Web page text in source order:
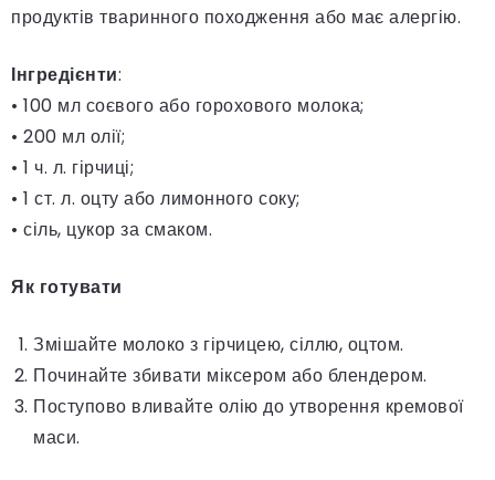
продуктів тваринного походження або має алергію.
Інгредієнти:
• 100 мл соєвого або горохового молока;
• 200 мл олії;
• 1 ч. л. гірчиці;
• 1 ст. л. оцту або лимонного соку;
• сіль, цукор за смаком.
Як готувати
Змішайте молоко з гірчицею, сіллю, оцтом.
Починайте збивати міксером або блендером.
Поступово вливайте олію до утворення кремової
маси.